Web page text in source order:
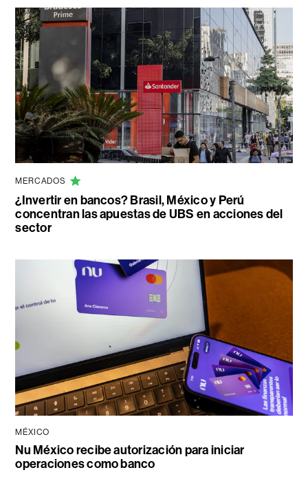
MERCADOS
¿Invertir en bancos? Brasil, México y Perú
concentran las apuestas de UBS en acciones del
sector
MÉXICO
Nu México recibe autorización para iniciar
operaciones como banco